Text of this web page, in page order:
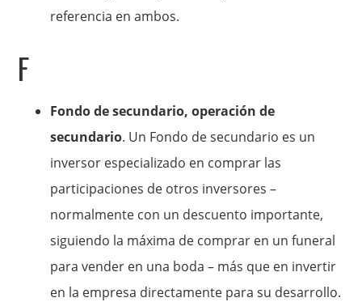
referencia en ambos.
F
Fondo de secundario, operación de
secundario. Un Fondo de secundario es un
inversor especializado en comprar las
participaciones de otros inversores –
normalmente con un descuento importante,
siguiendo la máxima de comprar en un funeral
para vender en una boda – más que en invertir
en la empresa directamente para su desarrollo.